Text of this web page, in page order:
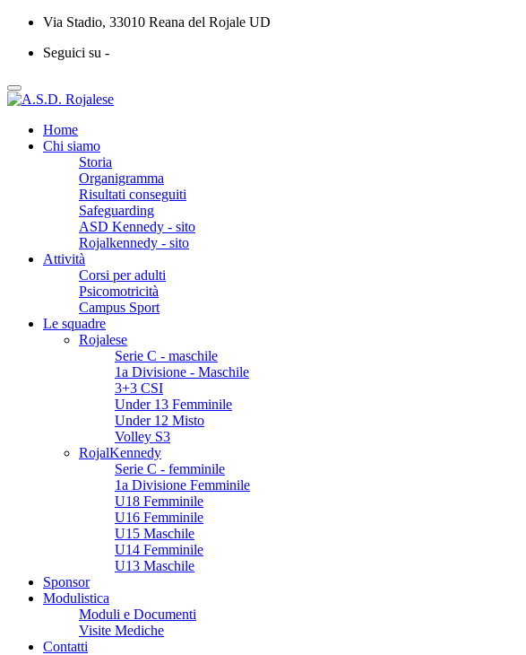
Via Stadio, 33010 Reana del Rojale UD
Seguici su -
Home
Chi siamo
Storia
Organigramma
Risultati conseguiti
Safeguarding
ASD Kennedy - sito
Rojalkennedy - sito
Attività
Corsi per adulti
Psicomotricità
Campus Sport
Le squadre
Rojalese
Serie C - maschile
1a Divisione - Maschile
3+3 CSI
Under 13 Femminile
Under 12 Misto
Volley S3
RojalKennedy
Serie C - femminile
1a Divisione Femminile
U18 Femminile
U16 Femminile
U15 Maschile
U14 Femminile
U13 Maschile
Sponsor
Modulistica
Moduli e Documenti
Visite Mediche
Contatti